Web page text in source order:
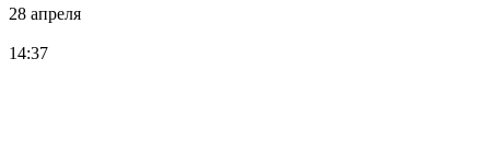
28 апреля
14:37